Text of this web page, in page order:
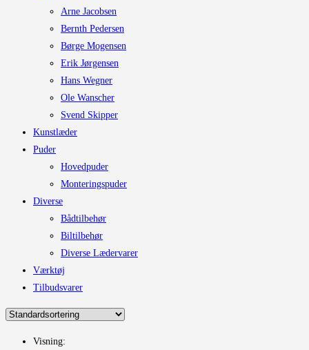
Arne Jacobsen
Bernth Pedersen
Børge Mogensen
Erik Jørgensen
Hans Wegner
Ole Wanscher
Svend Skipper
Kunstlæder
Puder
Hovedpuder
Monteringspuder
Diverse
Bådtilbehør
Biltilbehør
Diverse Lædervarer
Værktøj
Tilbudsvarer
Visning: